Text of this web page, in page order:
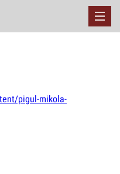
pigul-mikola-